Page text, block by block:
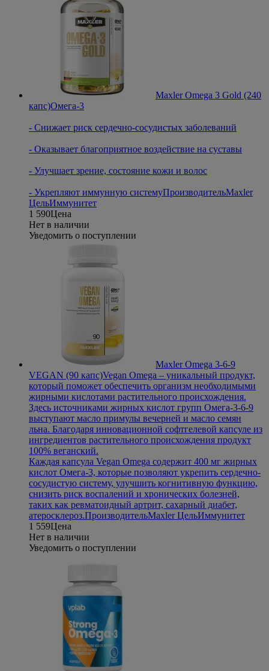
Maxler Omega 3 Gold (240
капс)Oмега-3
- Снижает риск сердечно-сосудистых заболеваний
- Оказывает благоприятное воздействие на суставы
- Улучшает зрение, состояние кожи и волос
- Укрепляют иммунную системуПроизводительMaxler
ЦельИммунитет
1 590Цена
Нет в наличии
Уведомить о поступлении
Maxler Omega 3-6-9
VEGAN (90 капс)Vegan Omega – уникальный продукт,
который поможет обеспечить организм необходимыми
жирными кислотами растительного происхождения.
Здесь источниками жирных кислот групп Омега-3-6-9
выступают масло примулы вечерней и масло семян
льна. Благодаря инновационной софтгелевой капсуле из
ингредиентов растительного происхождения продукт
100% веганский.
Каждая капсула Vegan Omega содержит 400 мг жирных
кислот Омега-3, которые позволяют укрепить сердечно-
сосудистую систему, улучшить когнитивную функцию,
снизить риск воспалений и хронических болезней,
таких как ревматоидный артрит, сахарный диабет,
атеросклероз.ПроизводительMaxler ЦельИммунитет
1 559Цена
Нет в наличии
Уведомить о поступлении